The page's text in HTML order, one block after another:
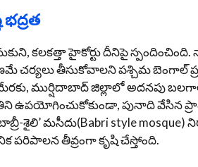
భద్రత
కలకత్తా హైకోర్టు దీనిపై
చర్యలు తీసుకోవాలని పశ్చిమ బెంగాల్
ముర్షిదాబాద్ జిల్లాలో అదనపు
ఉపయోగించుకోకుండా, పునాది వేసిన
శైలి’ మసీదు(Babri style mosque)
పరిపాలన తీవ్రంగా కృషి చేస్తోంది.